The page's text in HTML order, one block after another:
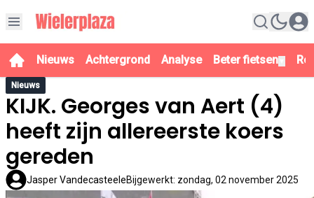
Nieuws Achtergrond Analyse Beter fietsen
Nieuws
KIJK. Georges van Aert (4)
heeft zijn allereerste koers
gereden
Jasper VandecasteeleBijgewerkt: zondag, 02 november 2025